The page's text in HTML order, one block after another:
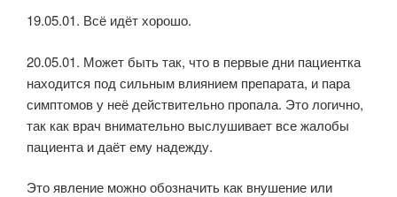
19.05.01. Всё идёт хорошо.
20.05.01. Может быть так, что в первые дни пациентка
находится под сильным влиянием препарата, и пара
симптомов у неё действительно пропала. Это логично,
так как врач внимательно выслушивает все жалобы
пациента и даёт ему надежду.
Это явление можно обозначить как внушение или